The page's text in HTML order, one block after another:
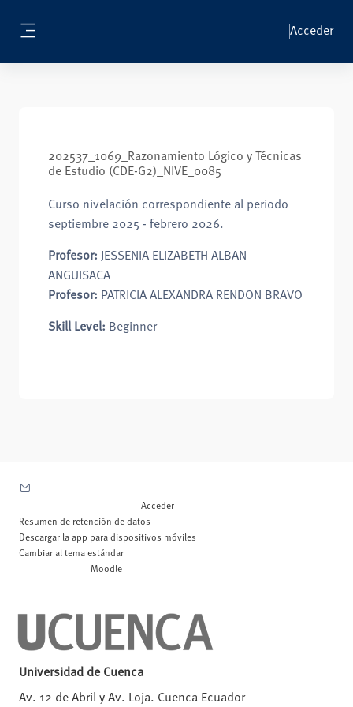
Acceder
202537_1069_Razonamiento Lógico y Técnicas
de Estudio (CDE-G2)_NIVE_0085
Curso nivelación correspondiente al periodo
septiembre 2025 - febrero 2026.
Profesor:
JESSENIA ELIZABETH ALBAN
ANGUISACA
Profesor: PATRICIA ALEXANDRA RENDON BRAVO
Skill Level: Beginner
Acceder
Resumen de retención de datos
Descargar la app para dispositivos móviles
Cambiar al tema estándar
Moodle
Universidad de Cuenca
Av. 12 de Abril y Av. Loja. Cuenca Ecuador